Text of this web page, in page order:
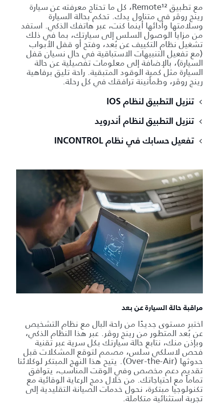
مع تطبيق Remote¹²، كل ما تحتاج معرفته عن سيارة
رينج روڤر في متناول يدك. تحكم بحالة السيارة
وسلامتها وأدائها أينما كنت، عبر هاتفك الذكي. استفد
من مزايا الوصول السلس إلى سيارتك، بما في ذلك
تشغيل نظام التكييف عن بُعد، وفتح أو قفل الأبواب
(مع تفعيل التنبيهات الاستباقية في حال نسيان قفل
السيارة)، بالإضافة إلى معلومات تفصيلية عن حالة
السيارة مثل كمية الوقود المتبقية. راحة تليق برفاهية
رينج روڤر، وطمأنينة ترافقك في كل رحلة.
تنزيل التطبيق لنظام IOS
تنزيل التطبيق لنظام أندرويد
تفعيل حسابك في نظام INCONTROL
مراقبة حالة السيارة عن بعد
اختبر مستوى جديدًا من راحة البال مع نظام التشخيص
عن بُعد المتطور من رينج روڤر. عبر هذا النظام الذكي،
وبإذن منك، نتابع حالة سيارتك بكل سرية عبر تقنية
فحص لاسلكي سلس، مصمم لتوقع المشكلات قبل
حدوثها (Over-the-Air). يتيح هذا النهج المبتكر لوكلائنا
تقديم دعم مخصص وفي الوقت المناسب، يتوافق
تماماً مع احتياجاتك. من خلال دمج الرعاية الوقائية مع
تكنولوجيا مبتكرة، نحول خدمات الصيانة التقليدية إلى
تجربة استثنائية متكاملة.